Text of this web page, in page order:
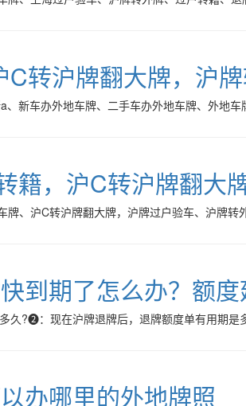
转沪牌翻大牌，沪
、新车办外地车牌、二手车办外地车牌、外地
籍，沪C转沪牌翻大
牌、沪C转沪牌翻大牌，沪牌过户验车、沪牌
到期了怎么办？额度
久?❷：现在沪牌退牌后，退牌额度单有用期
办哪里的外地牌照